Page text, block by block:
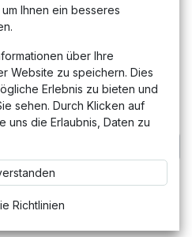
Ihnen ein besseres
über Ihre
Website zu speichern. Dies
Erlebnis zu bieten und
sehen. Durch Klicken auf
uns die Erlaubnis, Daten zu
Richtlinien